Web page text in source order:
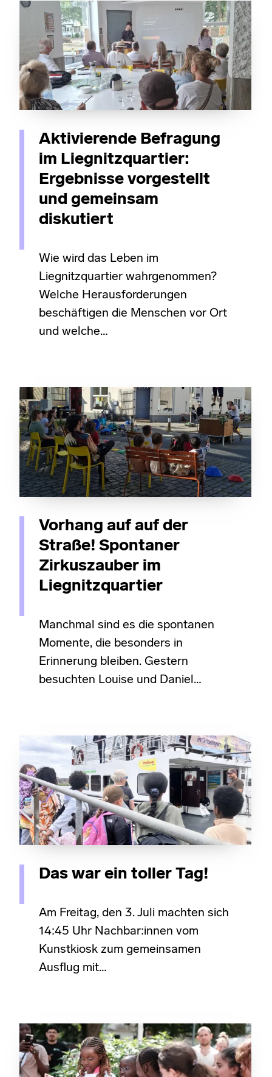
Aktivierende Befragung
im Liegnitzquartier:
Ergebnisse vorgestellt
und gemeinsam
diskutiert
Wie wird das Leben im
Liegnitzquartier wahrgenommen?
Welche Herausforderungen
beschäftigen die Menschen vor Ort
und welche…
Vorhang auf auf der
Straße! Spontaner
Zirkuszauber im
Liegnitzquartier
Manchmal sind es die spontanen
Momente, die besonders in
Erinnerung bleiben. Gestern
besuchten Louise und Daniel…
Das war ein toller Tag!
Am Freitag, den 3. Juli machten sich
14:45 Uhr Nachbar:innen vom
Kunstkiosk zum gemeinsamen
Ausflug mit…